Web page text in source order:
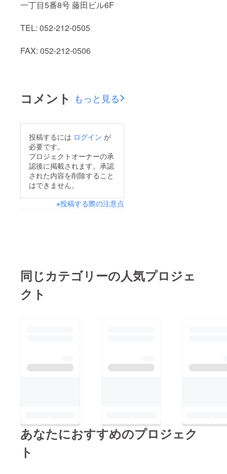
一丁目5番8号 藤田ビル6F
TEL: 052-212-0505
FAX: 052-212-0506
コメント もっと見る
投稿するには ログイン が
必要です。
プロジェクトオーナーの承
認後に掲載されます。承認
された内容を削除すること
はできません。
※投稿する際の注意点
同じカテゴリーの人気プロジェ
クト
あなたにおすすめのプロジェク
ト